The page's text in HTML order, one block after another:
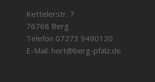
Kettelerstr. 7
76768 Berg
Telefon 07273 9490120
E-Mail: hort@berg-pfalz.de